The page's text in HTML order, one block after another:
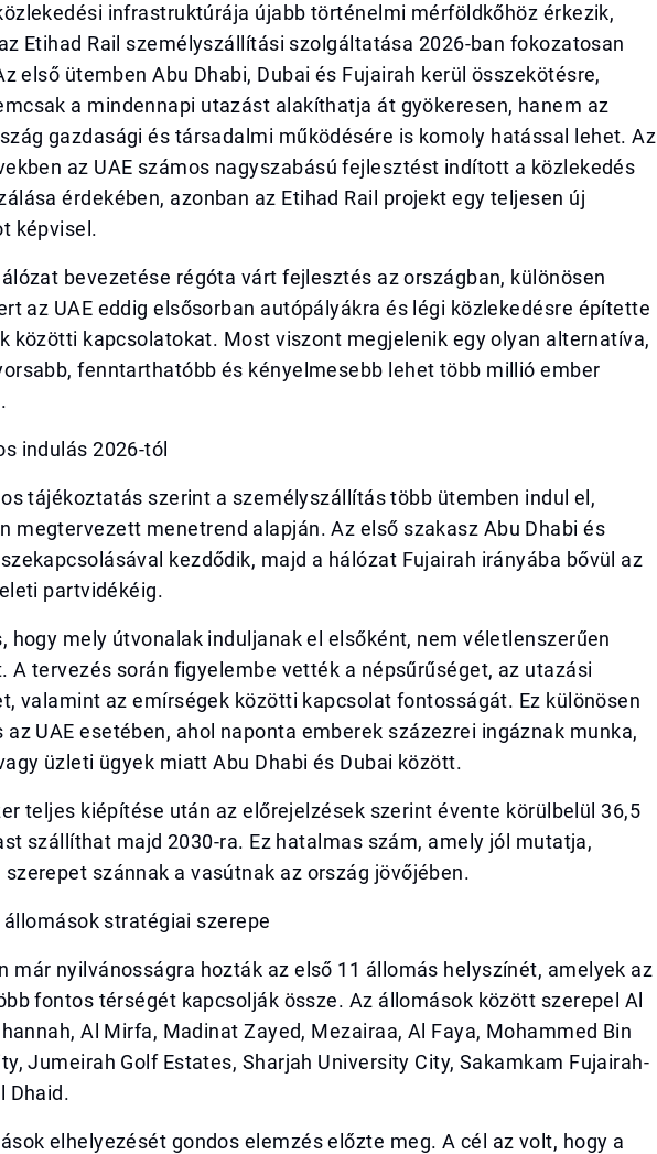
infrastruktúrája újabb történelmi mérföldkőhöz érkezik,
Etihad Rail személyszállítási szolgáltatása 2026-ban fokozatosan
első ütemben Abu Dhabi, Dubai és Fujairah kerül összekötésre,
a mindennapi utazást alakíthatja át gyökeresen, hanem az
gazdasági és társadalmi működésére is komoly hatással lehet. Az
az UAE számos nagyszabású fejlesztést indított a közlekedés
érdekében, azonban az Etihad Rail projekt egy teljesen új
képvisel.
bevezetése régóta várt fejlesztés az országban, különösen
az UAE eddig elsősorban autópályákra és légi közlekedésre építette
közötti kapcsolatokat. Most viszont megjelenik egy olyan alternatíva,
fenntarthatóbb és kényelmesebb lehet több millió ember
indulás 2026-tól
tájékoztatás szerint a személyszállítás több ütemben indul el,
megtervezett menetrend alapján. Az első szakasz Abu Dhabi és
kezdődik, majd a hálózat Fujairah irányába bővül az
partvidékéig.
hogy mely útvonalak induljanak el elsőként, nem véletlenszerűen
A tervezés során figyelembe vették a népsűrűséget, az utazási
valamint az emírségek közötti kapcsolat fontosságát. Ez különösen
az UAE esetében, ahol naponta emberek százezrei ingáznak munka,
üzleti ügyek miatt Abu Dhabi és Dubai között.
teljes kiépítése után az előrejelzések szerint évente körülbelül 36,5
szállíthat majd 2030-ra. Ez hatalmas szám, amely jól mutatja,
szerepet szánnak a vasútnak az ország jövőjében.
stratégiai szerepe
már nyilvánosságra hozták az első 11 állomás helyszínét, amelyek az
fontos térségét kapcsolják össze. Az állomások között szerepel Al
Al Mirfa, Madinat Zayed, Mezairaa, Al Faya, Mohammed Bin
Jumeirah Golf Estates, Sharjah University City, Sakamkam Fujairah-
Dhaid.
elhelyezését gondos elemzés előzte meg. A cél az volt, hogy a